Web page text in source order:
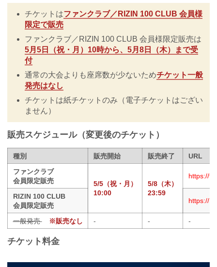
が変更となりましたのでお知らせいたし
主な変更点
チケットはファンクラブ／RIZIN 100
CLUB 会員様限定で販売
限定販売は5月5日（祝・月）10時から、5
ケット一般発売はなし
チケットはファンクラブ／RIZIN 100 CLUB 会員様
限定で販売
ファンクラブ／RIZIN 100 CLUB 会員様限定販売は
5月5日（祝・月）10時から、5月8日（木）まで受
付
通常の大会よりも座席数が少ないためチケット一般
発売はなし
チケットは紙チケットのみ（電子チケットはござい
ません）
販売スケジュール（変更後のチケット）
種別 販売開始 販売終了
URL
ファンクラブ
会員限定販売
5/5（祝・月）
10:00
5/8（木）
23:59
https://
RIZIN 100 CLUB
会員限定販売
https://
一般発売 ※販売なし - - -
チケット料金